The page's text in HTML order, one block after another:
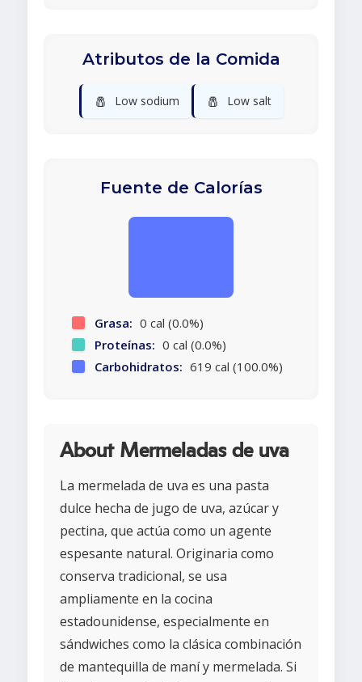
Atributos de la Comida
🧂 Low sodium 🧂 Low salt
Fuente de Calorías
Grasa: 0 cal (0.0%)
Proteínas: 0 cal (0.0%)
Carbohidratos: 619 cal (100.0%)
About Mermeladas de uva
La mermelada de uva es una pasta
dulce hecha de jugo de uva, azúcar y
pectina, que actúa como un agente
espesante natural. Originaria como
conserva tradicional, se usa
ampliamente en la cocina
estadounidense, especialmente en
sándwiches como la clásica combinación
de mantequilla de maní y mermelada. Si